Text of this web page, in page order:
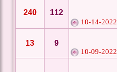
10-14-2022
112
240
10-09-2022
9
13